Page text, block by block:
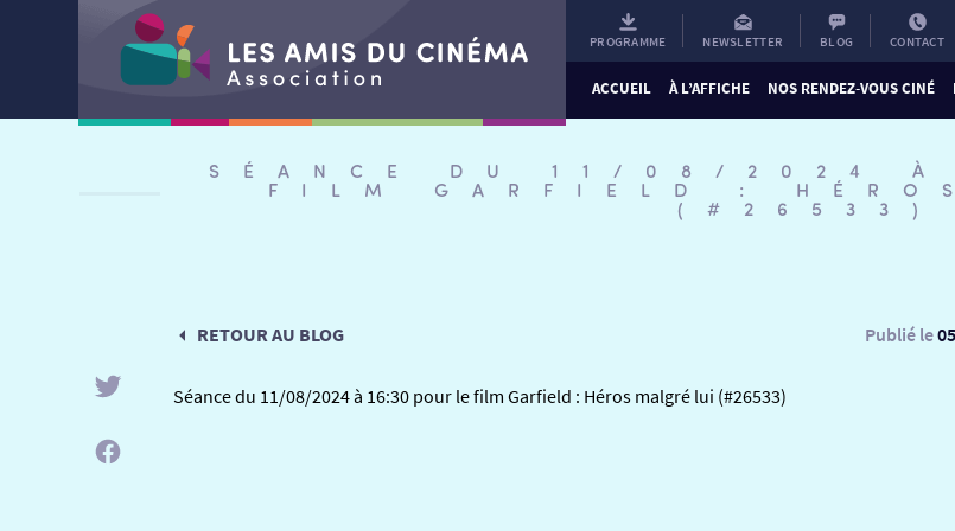
PROGRAMME NEWSLETTER BLOG CONTACT
ACCUEIL À L’AFFICHE NOS RENDEZ-VOUS CINÉ
SÉANCE DU 11/08/2024
FILM GARFIELD :
(#26533)
RETOUR AU BLOG Publié le
Séance du 11/08/2024 à 16:30 pour le film Garfield : Héros malgré lui (#26533)